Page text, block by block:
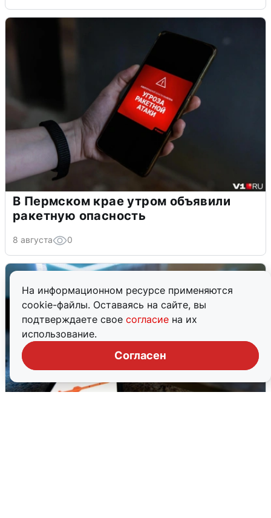
На информационном ресурсе применяются
cookie-файлы. Оставаясь на сайте, вы
подтверждаете свое согласие на их
использование.
Согласен
В Пермском крае утром объявили
ракетную опасность
8 августа 0